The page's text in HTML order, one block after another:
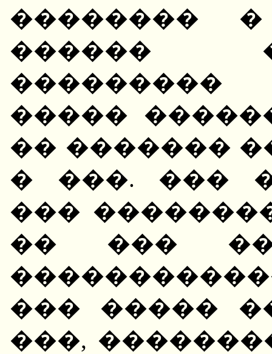
��������
������
�����
�� �������
� ���. ���
���
�� ���
��� �����
���,